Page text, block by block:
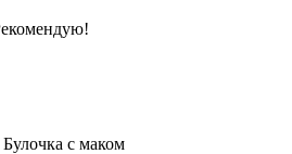
с маком